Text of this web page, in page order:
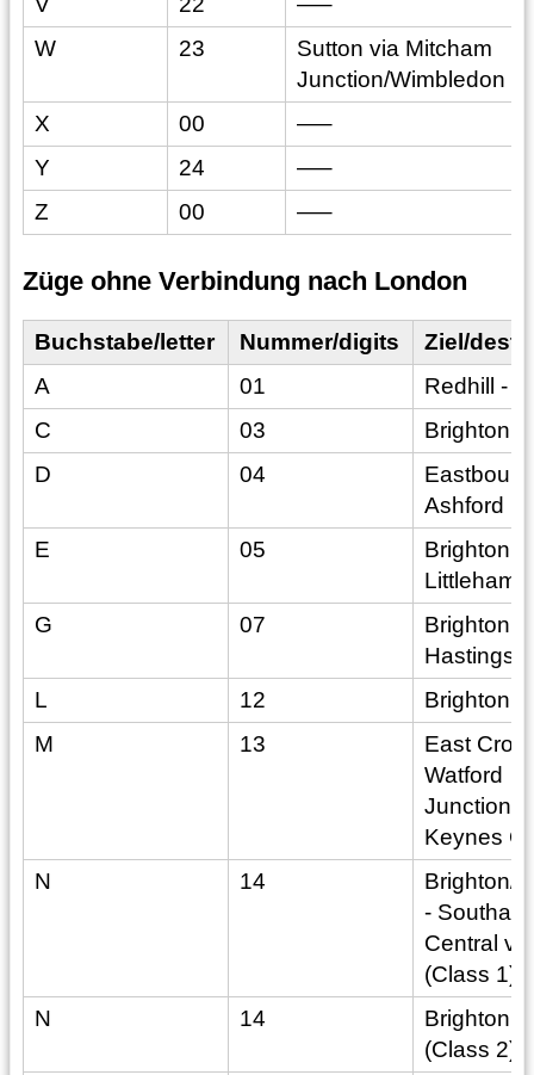
W
23
Sutton via Mitcham
Junction/Wimbledon
X
00
—–
Y
24
—–
Z
00 —–
Züge ohne Verbindung nach London
Buchstabe/letter Nummer/digits
Ziel/
A
01
Redhill -
C
03
Brighton -
D
04
Ashford
E
05
Brighton -
G
07
Brighton -
Hastings/
L
12
Brighton -
M
13
East
Watford
Junction/
Keynes
N
14
Brighton/
-
Central
(Class 1)
N
14
Brighton -
(Class 2)